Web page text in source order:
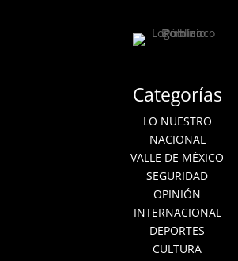
Categorías
LO NUESTRO
NACIONAL
VALLE DE MÉXICO
SEGURIDAD
OPINIÓN
INTERNACIONAL
DEPORTES
CULTURA